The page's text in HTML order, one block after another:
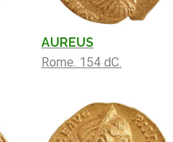
AUREUS
Rome. 154 dC.